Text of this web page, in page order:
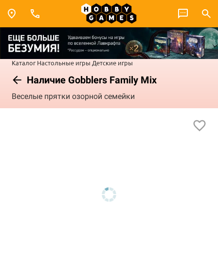
Каталог Настольные игры Детские игры
Наличие Gobblers Family Mix
Веселые прятки озорной семейки